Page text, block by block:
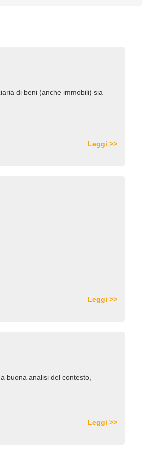
di beni (anche immobili) sia
Leggi >>
Leggi >>
buona analisi del contesto,
Leggi >>